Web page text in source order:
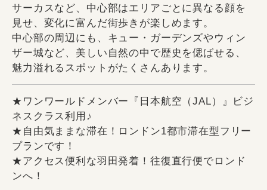
サーカスなど、中心部はエリアごとに異なる顔を
見せ、変化に富んだ街歩きが楽しめます。
中心部の周辺にも、キュー・ガーデンズやウィン
ザー城など、美しい自然の中で歴史を偲ばせる、
魅力溢れるスポットがたくさんあります。
★ワンワールドメンバー『日本航空（JAL）』ビジ
ネスクラス利用♪
★自由気ままな滞在！ロンドン1都市滞在型フリー
プランです！
★アクセス便利な羽田発着！往復直行便でロンド
ンへ！